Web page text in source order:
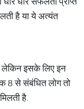
है या ये अत्यंत
लेकिन इसके लिए इन
8 से संबंधित लोग तो
है.